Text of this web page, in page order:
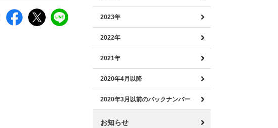
2023年
2022年
2021年
2020年4月以降
2020年3月以前のバックナンバー
お知らせ